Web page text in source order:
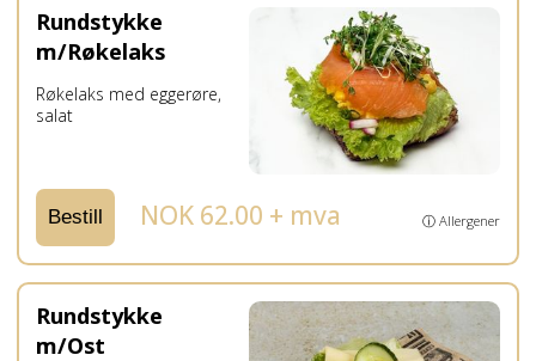
Rundstykke
m/Røkelaks
Røkelaks med eggerøre,
salat
Bestill NOK 62.00 + mva ⓘ Allergener
Rundstykke
m/Ost